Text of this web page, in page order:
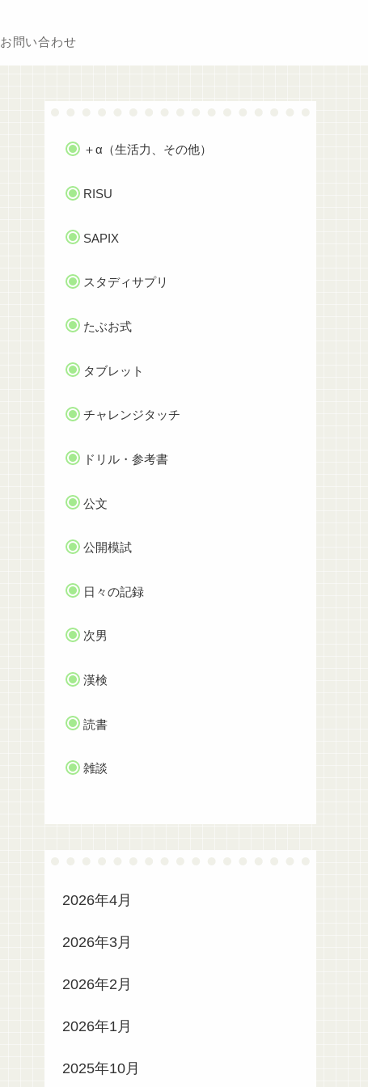
お問い合わせ
＋α（生活力、その他）
RISU
SAPIX
スタディサプリ
たぶお式
タブレット
チャレンジタッチ
ドリル・参考書
公文
公開模試
日々の記録
次男
漢検
読書
雑談
2026年4月
2026年3月
2026年2月
2026年1月
2025年10月